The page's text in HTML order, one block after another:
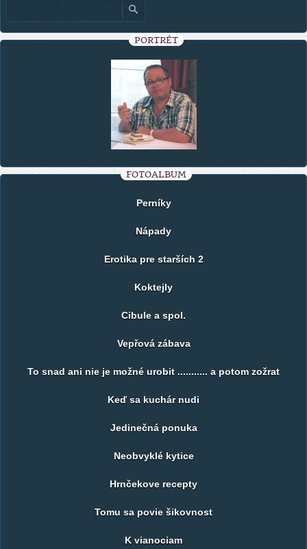
PORTRÉT
FOTOALBUM
Perníky
Nápady
Erotika pre starších 2
Koktejly
Cibule a spol.
Vepřová zábava
To snad ani nie je možné urobit ........... a potom zožrat
Keď sa kuchár nudi
Jedinečná ponuka
Neobvyklé kytice
Hrnčekove recepty
Tomu sa povie šikovnost
K vianociam